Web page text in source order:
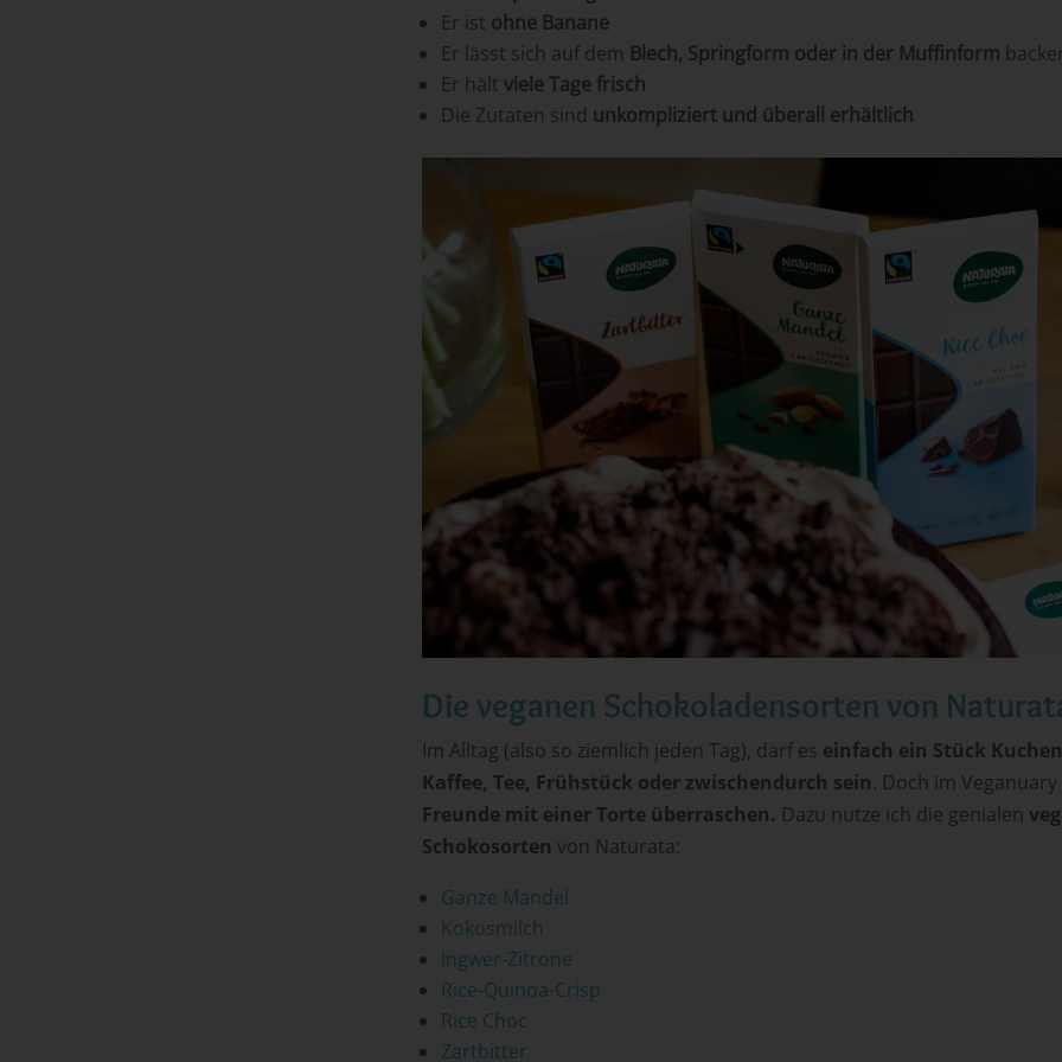
Er ist ohne Banane
Er lässt sich auf dem Blech, Springform oder in der Muffinform
Er hält viele Tage frisch
Die Zutaten sind unkompliziert und überall erhältlich
Die veganen Schokoladensorten von
Im Alltag (also so ziemlich jeden Tag), darf es einfach ein Stück
Kaffee, Tee, Frühstück oder zwischendurch sein. Doch im
Freunde mit einer Torte überraschen. Dazu nutze ich die genialen
Schokosorten von Naturata:
Ganze Mandel
Kokosmilch
Ingwer-Zitrone
Rice-Quinoa-Crisp
Rice Choc
Zartbitter